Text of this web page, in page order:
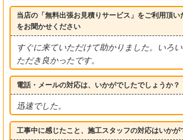
当店の「無料出張お見積りサービス」をご利用頂い
をお聞かせください
すぐに来ていただけて助かりました。いろ
ただき良かったです。
電話・メールの対応は、いかがでしたでしょうか？
迅速でした。
工事中に感じたこと、施工スタッフの対応はいかが